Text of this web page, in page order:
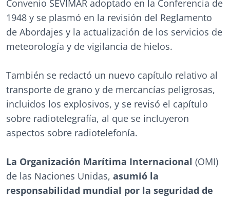
Convenio SEVIMAR adoptado en la Conferencia de
1948 y se plasmó en la revisión del Reglamento
de Abordajes y la actualización de los servicios de
meteorología y de vigilancia de hielos.
También se redactó un nuevo capítulo relativo al
transporte de grano y de mercancías peligrosas,
incluidos los explosivos, y se revisó el capítulo
sobre radiotelegrafía, al que se incluyeron
aspectos sobre radiotelefonía.
La Organización Marítima Internacional (OMI)
de las Naciones Unidas, asumió la
responsabilidad mundial por la seguridad de